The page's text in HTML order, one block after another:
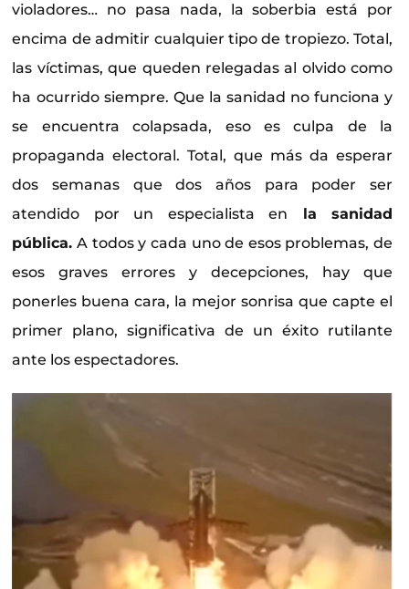
violadores… no pasa nada, la soberbia está por
encima de admitir cualquier tipo de tropiezo. Total,
las víctimas, que queden relegadas al olvido como
ha ocurrido siempre. Que la sanidad no funciona y
se encuentra colapsada, eso es culpa de la
propaganda electoral. Total, que más da esperar
dos semanas que dos años para poder ser
atendido por un especialista en la sanidad
pública. A todos y cada uno de esos problemas, de
esos graves errores y decepciones, hay que
ponerles buena cara, la mejor sonrisa que capte el
primer plano, significativa de un éxito rutilante
ante los espectadores.